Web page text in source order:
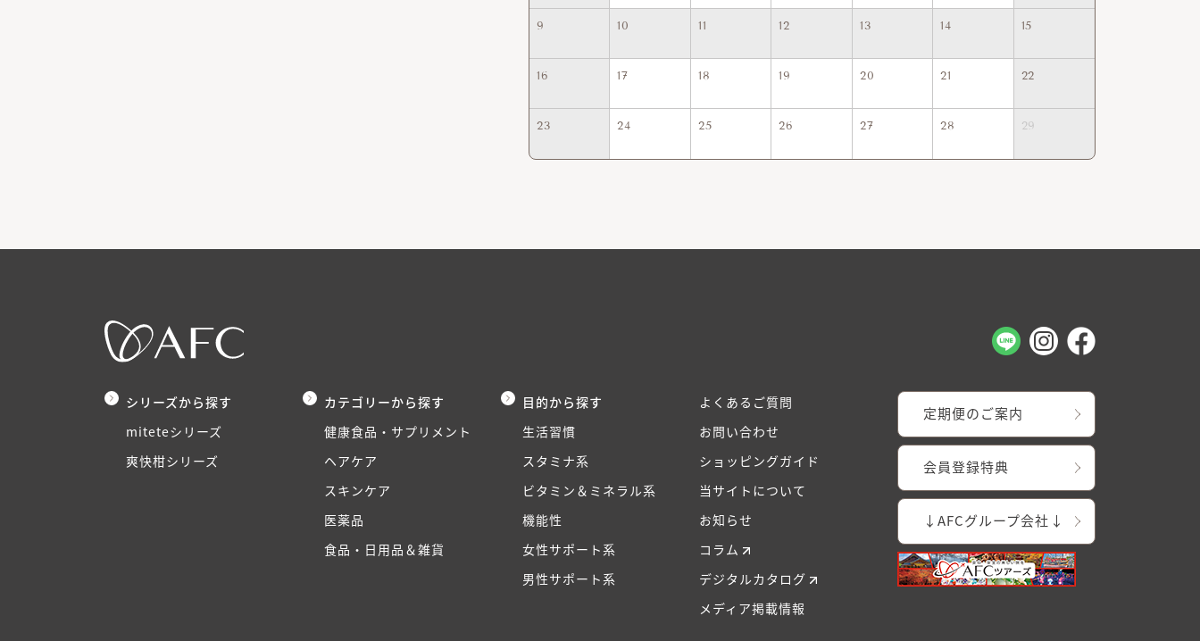
9 10 11 12 13 14 15
16 17 18 19 20 21 22
23 24 25 26 27 28 29
シリーズから探す
miteteシリーズ
爽快柑シリーズ
カテゴリーから探す
健康食品・サプリメント
ヘアケア
スキンケア
医薬品
食品・日用品＆雑貨
目的から探す
生活習慣
スタミナ系
ビタミン＆ミネラル系
機能性
女性サポート系
男性サポート系
よくあるご質問
お問い合わせ
ショッピングガイド
当サイトについて
お知らせ
コラム
デジタルカタログ
メディア掲載情報
定期便のご案内
会員登録特典
↓AFCグループ会社↓